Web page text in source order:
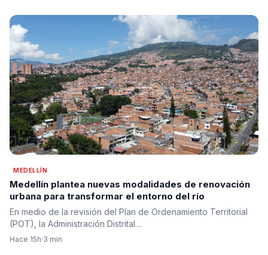
MEDELLÍN
Medellín plantea nuevas modalidades de renovación
urbana para transformar el entorno del río
En medio de la revisión del Plan de Ordenamiento Territorial
(POT), la Administración Distrital…
Hace 15h·3 min